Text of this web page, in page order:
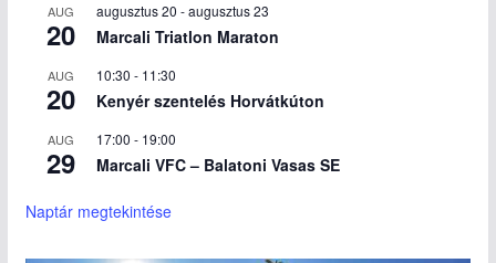
AUG
20
augusztus 20 -augusztus 23
Marcali Triatlon Maraton
AUG
20
10:30 - 11:30
Kenyér szentelés Horvátkúton
AUG
29
17:00 - 19:00
Marcali VFC – Balatoni Vasas SE
Naptár megtekintése